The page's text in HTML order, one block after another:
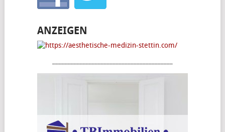
ANZEIGEN